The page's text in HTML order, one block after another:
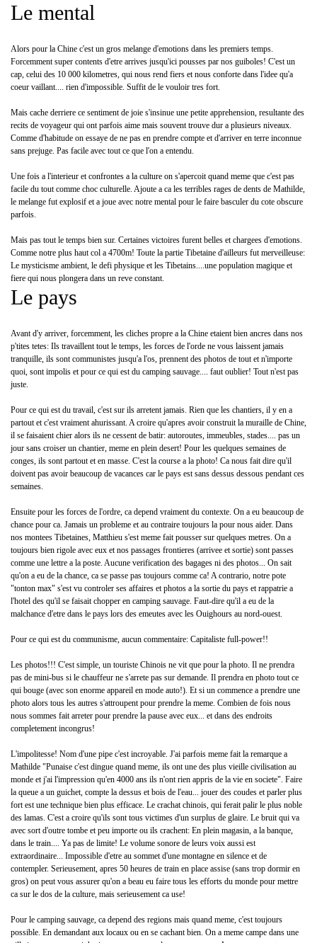
Le mental
Alors pour la Chine c'est un gros melange d'emotions dans les premiers temps.
Forcemment super contents d'etre arrives jusqu'ici pousses par nos guiboles! C'est un
cap, celui des 10 000 kilometres, qui nous rend fiers et nous conforte dans l'idee qu'a
coeur vaillant.... rien d'impossible. Suffit de le vouloir tres fort.
Mais cache derriere ce sentiment de joie s'insinue une petite apprehension, resultante des
recits de voyageur qui ont parfois aime mais souvent trouve dur a plusieurs niveaux.
Comme d'habitude on essaye de ne pas en prendre compte et d'arriver en terre inconnue
sans prejuge. Pas facile avec tout ce que l'on a entendu.
Une fois a l'interieur et confrontes a la culture on s'apercoit quand meme que c'est pas
facile du tout comme choc culturelle. Ajoute a ca les terribles rages de dents de Mathilde,
le melange fut explosif et a joue avec notre mental pour le faire basculer du cote obscure
parfois.
Mais pas tout le temps bien sur. Certaines victoires furent belles et chargees d'emotions.
Comme notre plus haut col a 4700m! Toute la partie Tibetaine d'ailleurs fut merveilleuse:
Le mysticisme ambient, le defi physique et les Tibetains....une population magique et
fiere qui nous plongera dans un reve constant.
Le pays
Avant d'y arriver, forcemment, les cliches propre a la Chine etaient bien ancres dans nos
p'tites tetes: Ils travaillent tout le temps, les forces de l'orde ne vous laissent jamais
tranquille, ils sont communistes jusqu'a l'os, prennent des photos de tout et n'importe
quoi, sont impolis et pour ce qui est du camping sauvage.... faut oublier! Tout n'est pas
juste.
Pour ce qui est du travail, c'est sur ils arretent jamais. Rien que les chantiers, il y en a
partout et c'est vraiment ahurissant. A croire qu'apres avoir construit la muraille de Chine,
il se faisaient chier alors ils ne cessent de batir: autoroutes, immeubles, stades.... pas un
jour sans croiser un chantier, meme en plein desert! Pour les quelques semaines de
conges, ils sont partout et en masse. C'est la course a la photo! Ca nous fait dire qu'il
doivent pas avoir beaucoup de vacances car le pays est sans dessus dessous pendant ces
semaines.
Ensuite pour les forces de l'ordre, ca depend vraiment du contexte. On a eu beaucoup de
chance pour ca. Jamais un probleme et au contraire toujours la pour nous aider. Dans
nos montees Tibetaines, Matthieu s'est meme fait pousser sur quelques metres. On a
toujours bien rigole avec eux et nos passages frontieres (arrivee et sortie) sont passes
comme une lettre a la poste. Aucune verification des bagages ni des photos... On sait
qu'on a eu de la chance, ca se passe pas toujours comme ca! A contrario, notre pote
"tonton max" s'est vu controler ses affaires et photos a la sortie du pays et rappatrie a
l'hotel des qu'il se faisait chopper en camping sauvage. Faut-dire qu'il a eu de la
malchance d'etre dans le pays lors des emeutes avec les Ouighours au nord-ouest.
Pour ce qui est du communisme, aucun commentaire: Capitaliste full-power!!
Les photos!!! C'est simple, un touriste Chinois ne vit que pour la photo. Il ne prendra
pas de mini-bus si le chauffeur ne s'arrete pas sur demande. Il prendra en photo tout ce
qui bouge (avec son enorme appareil en mode auto!). Et si un commence a prendre une
photo alors tous les autres s'attroupent pour prendre la meme. Combien de fois nous
nous sommes fait arreter pour prendre la pause avec eux... et dans des endroits
completement incongrus!
L'impolitesse! Nom d'une pipe c'est incroyable. J'ai parfois meme fait la remarque a
Mathilde "Punaise c'est dingue quand meme, ils ont une des plus vieille civilisation au
monde et j'ai l'impression qu'en 4000 ans ils n'ont rien appris de la vie en societe". Faire
la queue a un guichet, compte la dessus et bois de l'eau... jouer des coudes et parler plus
fort est une technique bien plus efficace. Le crachat chinois, qui ferait palir le plus noble
des lamas. C'est a croire qu'ils sont tous victimes d'un surplus de glaire. Le bruit qui va
avec sort d'outre tombe et peu importe ou ils crachent: En plein magasin, a la banque,
dans le train.... Ya pas de limite! Le volume sonore de leurs voix aussi est
extraordinaire... Impossible d'etre au sommet d'une montagne en silence et de
contempler. Serieusement, apres 50 heures de train en place assise (sans trop dormir en
gros) on peut vous assurer qu'on a beau eu faire tous les efforts du monde pour mettre
ca sur le dos de la culture, mais serieusement ca use!
Pour le camping sauvage, ca depend des regions mais quand meme, c'est toujours
possible. En demandant aux locaux ou en se cachant bien. On a meme campe dans une